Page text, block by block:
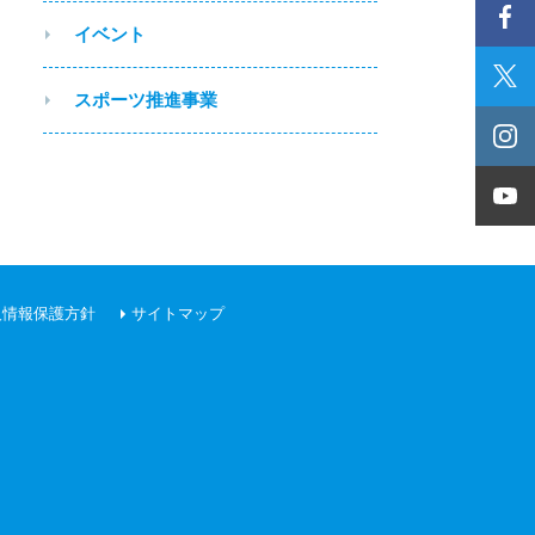
イベント
スポーツ推進事業
報保護方針 サイトマップ